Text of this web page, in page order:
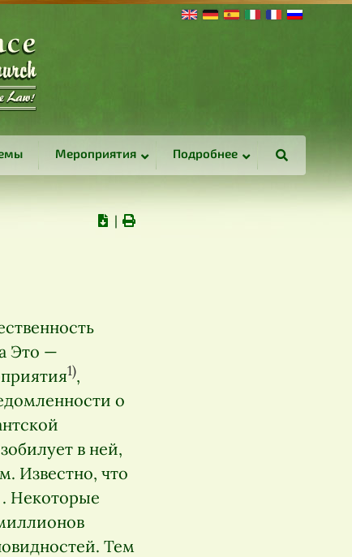
Мероприятия Подробнее
∣
Это —
1),
о
в ней,
Известно, что
Некоторые
Тем